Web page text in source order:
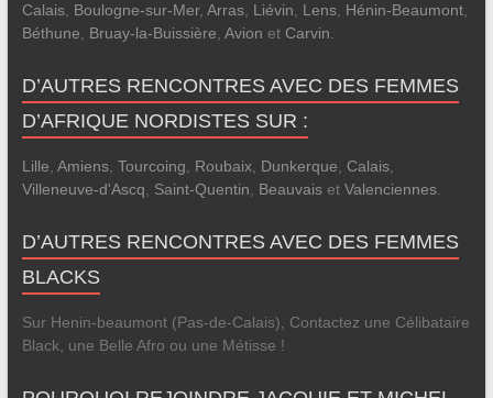
Calais, Boulogne-sur-Mer, Arras, Liévin, Lens, Hénin-Beaumont,
Béthune, Bruay-la-Buissière, Avion et Carvin.
D’AUTRES RENCONTRES AVEC DES FEMMES
D’AFRIQUE NORDISTES SUR :
Lille, Amiens, Tourcoing, Roubaix, Dunkerque, Calais,
Villeneuve-d'Ascq, Saint-Quentin, Beauvaiset Valenciennes.
D’AUTRES RENCONTRES AVEC DES FEMMES
BLACKS
Sur Henin-beaumont (Pas-de-Calais), Contactez une Célibataire
Black, une Belle Afro ou une Métisse !